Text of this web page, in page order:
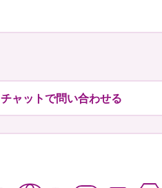
チャットで問い合わせる